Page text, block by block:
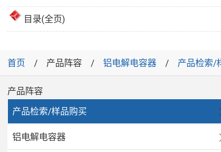
目录(全页)
首页 产品阵容 铝电解电容器 产品检索/
产品阵容
产品检索/样品购买
铝电解电容器